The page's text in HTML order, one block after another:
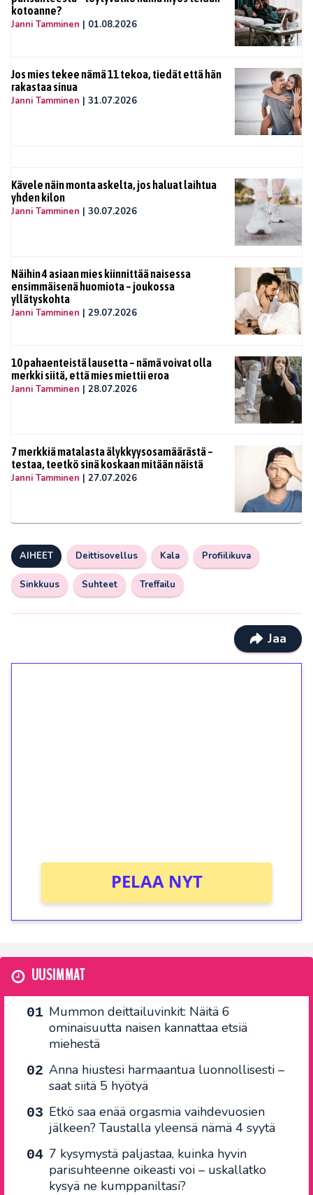
kotoanne?
Janni Tamminen | 01.08.2026
Jos mies tekee nämä 11 tekoa, tiedät että hän
rakastaa sinua
Janni Tamminen | 31.07.2026
Kävele näin monta askelta, jos haluat laihtua
yhden kilon
Janni Tamminen | 30.07.2026
Näihin 4 asiaan mies kiinnittää naisessa
ensimmäisenä huomiota – joukossa
yllätyskohta
Janni Tamminen | 29.07.2026
10 pahaenteistä lausetta – nämä voivat olla
merkki siitä, että mies miettii eroa
Janni Tamminen | 28.07.2026
7 merkkiä matalasta älykkyysosamäärästä –
testaa, teetkö sinä koskaan mitään näistä
Janni Tamminen | 27.07.2026
AIHEET Deittisovellus Kala Profiilikuva
Sinkkuus Suhteet Treffailu
Jaa
PELAA NYT
UUSIMMAT
Mummon deittailuvinkit: Näitä 6
ominaisuutta naisen kannattaa etsiä
miehestä
Anna hiustesi harmaantua luonnollisesti –
saat siitä 5 hyötyä
Etkö saa enää orgasmia vaihdevuosien
jälkeen? Taustalla yleensä nämä 4 syytä
7 kysymystä paljastaa, kuinka hyvin
parisuhteenne oikeasti voi – uskallatko
kysyä ne kumppaniltasi?